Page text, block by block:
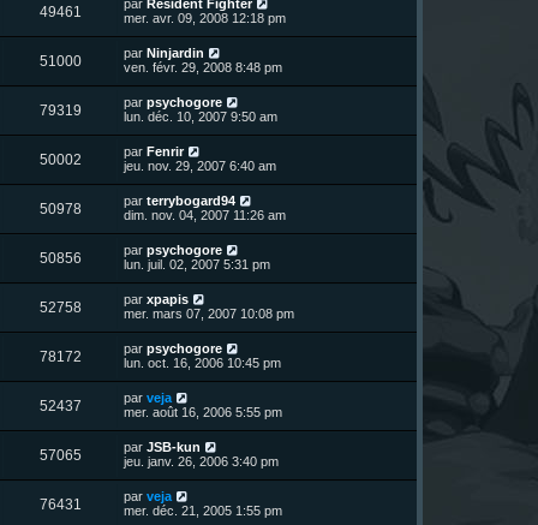
a
g
e
m
e
s
s
a
g
e
s
i
e
r
m
e
s
s
a
g
e
49461
u
s
e
i
e
r
m
e
s
s
a
g
e
par Resident Fighter
mer. avr. 09, 2008 12:18 pm
51000V
u
s
D
e
i
e
r
m
e
s
s
a
g
e
par Ninjardin
ven. févr. 29, 2008 8:48 pm
79319V
u
s
D
e
i
e
r
m
e
s
s
a
g
e
par psychogore
lun. déc. 10, 2007 9:50 am
50002V
u
s
D
e
i
e
r
m
e
s
s
a
g
e
par Fenrir
jeu. nov. 29, 2007 6:40 am
50978V
u
s
D
e
i
e
r
m
e
s
s
a
g
e
par terrybogard94
dim. nov. 04, 2007 11:26 am
50856V
u
s
D
e
i
e
r
m
e
s
s
a
g
e
par psychogore
lun. juil. 02, 2007 5:31 pm
52758V
u
s
D
e
i
e
r
m
e
s
s
a
g
e
par xpapis
mer. mars 07, 2007 10:08 pm
78172V
u
s
D
e
i
e
r
m
e
s
s
a
g
par psychogore
lun. oct. 16, 2006 10:45 pm
52437V
u
D
e
i
e
r
m
e
par veja
mer. août 16, 2006 5:55 pm
57065V
u
D
e
i
e
par JSB-kun
jeu. janv. 26, 2006 3:40 pm
76431
D
e
par veja
mer. déc. 21, 2005 1:55 pm